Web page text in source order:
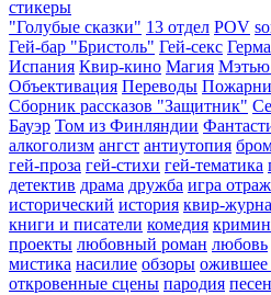
стикеры
"Голубые сказки" 13 отдел POV
Гей-бар "Бристоль" Гей-секс
Испания Квир-кино Магия Мэтью
Объективация Переводы
Сборник рассказов "Защитник"
Бауэр Том из Финляндии
алкоголизм ангст антиутопия
гей-проза гей-стихи гей-тематика
детектив драма дружба игра
исторический история квир-
книги и писатели комедия
проекты любовный роман любовь
мистика насилие обзоры ожившее
откровенные сцены пародия